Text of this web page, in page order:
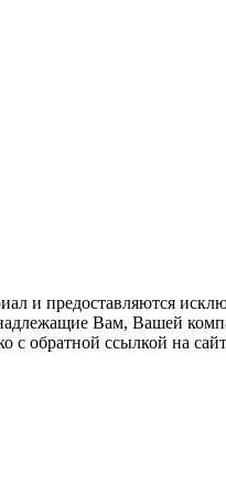
и предоставляются
Вам, Вашей
с обратной ссылкой на